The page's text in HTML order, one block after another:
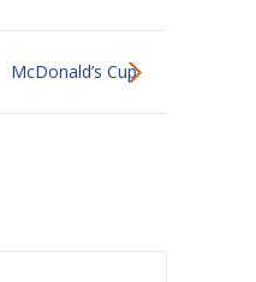
McDonald’s Cup